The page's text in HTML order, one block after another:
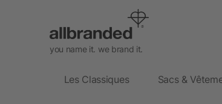
you name it. we brand it.
Les Classiques Sacs &